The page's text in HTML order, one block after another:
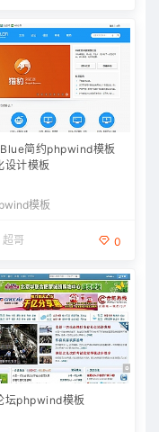
简约phpwind模板
设计模板
模板
超哥 0
坛phpwind模板